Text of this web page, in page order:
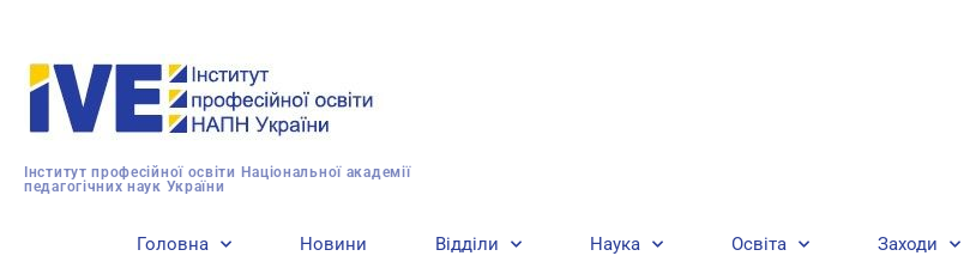
Інститут професійної освіти Національної академії
педагогічних наук України
Головна Новини Відділи Наука Освіта Заходи